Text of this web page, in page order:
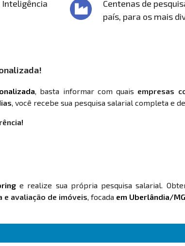
Inteligência
Centenas de
país, para os mais
, basta informar com quais empresas
, você recebe sua pesquisa salarial completa e
e realize sua própria pesquisa salarial.
e avaliação de imóveis, focada em Uberlândia/MG